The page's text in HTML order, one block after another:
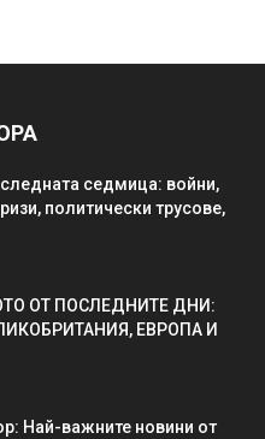
седмица: войни,
политически трусове,
ОТ ПОСЛЕДНИТЕ ДНИ:
ЕВРОПА И
Най-важните новини от